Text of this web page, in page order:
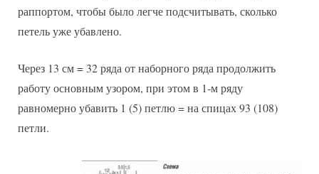
раппортом, чтобы было легче подсчитывать, сколько
петель уже убавлено.
Через 13 см = 32 ряда от наборного ряда продолжить
работу основным узором, при этом в 1-м ряду
равномерно убавить 1 (5) петлю = на спицах 93 (108)
петли.